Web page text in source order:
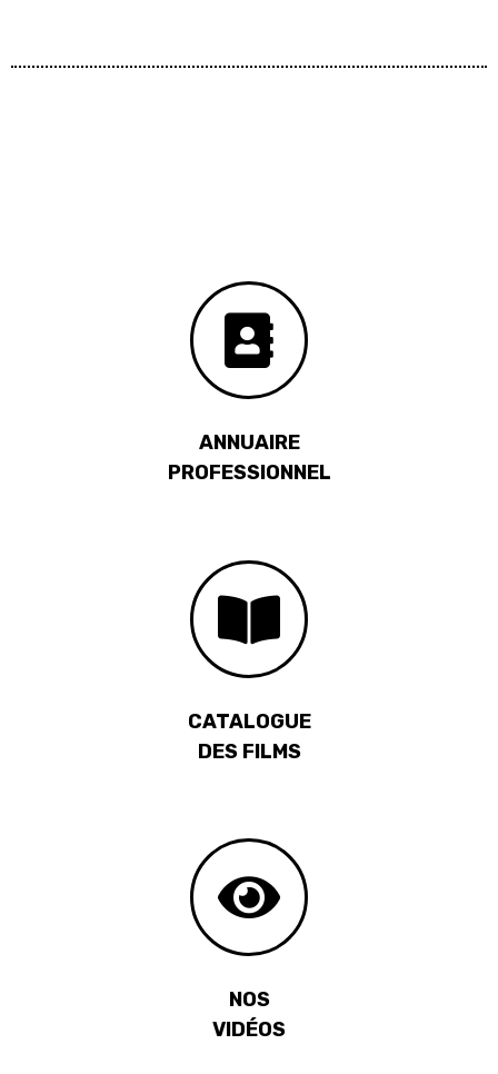
ANNUAIRE
PROFESSIONNEL
CATALOGUE
DES FILMS
NOS
VIDÉOS